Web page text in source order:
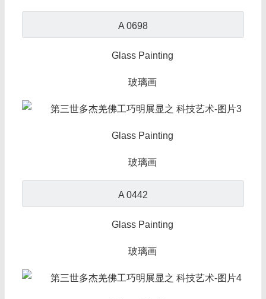
A 0698
Glass Painting
玻璃画
Glass Painting
玻璃画
A 0442
Glass Painting
玻璃画